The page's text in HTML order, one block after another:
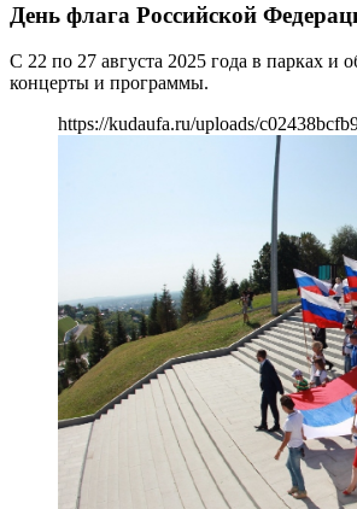
День флага Российской
С 22 по 27 августа 2025 года в парках и
концерты и программы.
https://kudaufa.ru/uploads/